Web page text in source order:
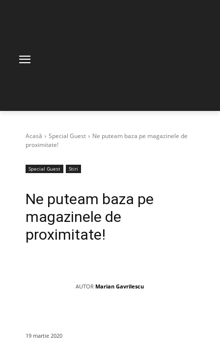
Acasă Special Guest
Ne puteam baza pe magazinele de
proximitate!
Special Guest Stiri
Ne puteam baza pe
magazinele de
proximitate!
AUTOR Marian Gavrilescu
19 martie 2020